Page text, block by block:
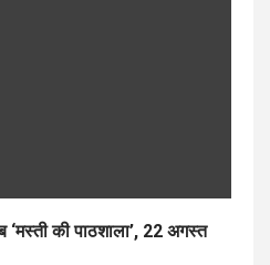
की पाठशाला’, 22 अगस्त